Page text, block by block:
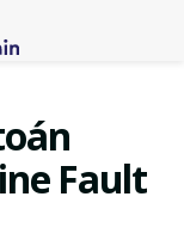
Fault